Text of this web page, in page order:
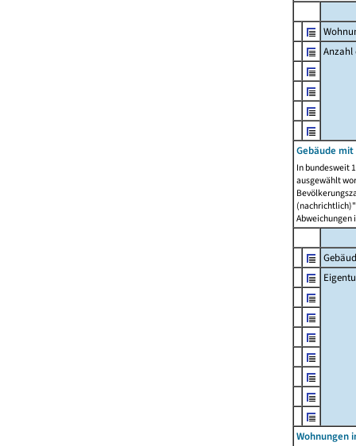
Anzahl
Gebäude
In bundesweit
ausgewählt
Abweichungen
Wohnungen